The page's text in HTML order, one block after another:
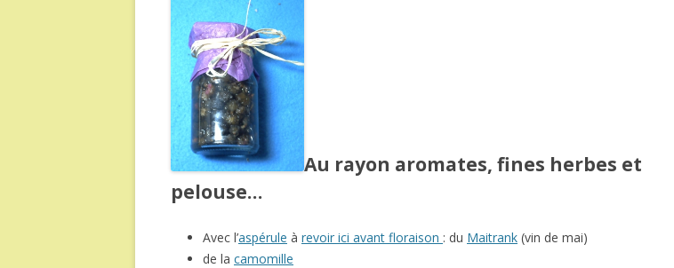
Au rayon aromates, fines herbes et
pelouse…
Avec l’aspérule à revoir ici avant floraison : du Maitrank (vin de mai)
de la camomille